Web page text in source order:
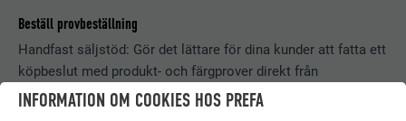
Beställ provbeställning
Handfast säljstöd: Gör det lättare för dina kunder att fatta ett
köpbeslut med produkt- och färgprover direkt från
leverantören.
INFORMATION OM COOKIES HOS PREFA